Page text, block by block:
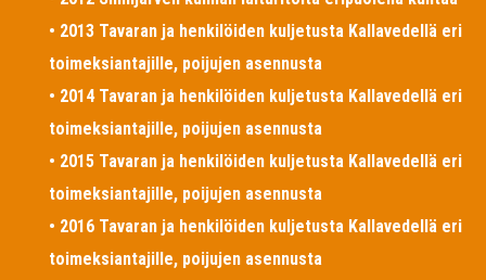
• 2013 Tavaran ja henkilöiden kuljetusta Kallavedellä eri
toimeksiantajille, poijujen asennusta
• 2014 Tavaran ja henkilöiden kuljetusta Kallavedellä eri
toimeksiantajille, poijujen asennusta
• 2015 Tavaran ja henkilöiden kuljetusta Kallavedellä eri
toimeksiantajille, poijujen asennusta
• 2016 Tavaran ja henkilöiden kuljetusta Kallavedellä eri
toimeksiantajille, poijujen asennusta